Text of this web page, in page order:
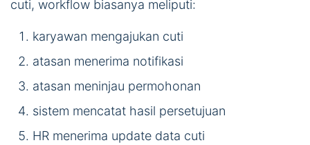
cuti, workflow biasanya meliputi:
karyawan mengajukan cuti
atasan menerima notifikasi
atasan meninjau permohonan
sistem mencatat hasil persetujuan
HR menerima update data cuti